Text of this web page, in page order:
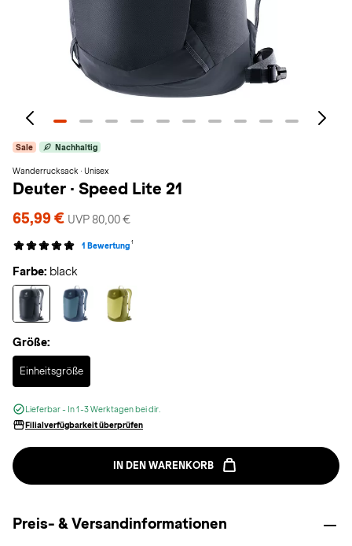
Sale Nachhaltig
Wanderrucksack · Unisex
Deuter · Speed Lite 21
65,99 € UVP 80,00 €
1 Bewertung 1
Farbe: black
Größe:
Einheitsgröße
Selected
Lieferbar - In 1-3 Werktagen bei dir.
Filialverfügbarkeit überprüfen
IN DEN WARENKORB
Preis- & Versandinformationen